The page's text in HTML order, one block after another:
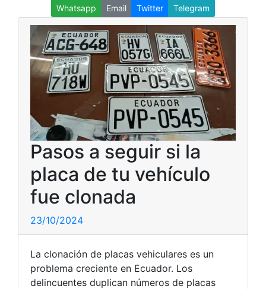
Whatsapp Email Twitter Telegram
Pasos a seguir si la
placa de tu vehículo
fue clonada
23/10/2024
La clonación de placas vehiculares es un
problema creciente en Ecuador. Los
delincuentes duplican números de placas